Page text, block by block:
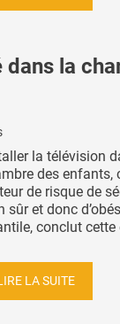
dans la
la télévision
des enfants,
de risque de
sûr et donc
conclut cette
LA SUITE